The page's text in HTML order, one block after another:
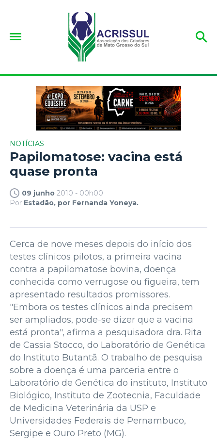
NOTÍCIAS
Papilomatose: vacina está
quase pronta
09 junho 2010 - 00h00
Por Estadão, por Fernanda Yoneya.
Cerca de nove meses depois do início dos
testes clínicos pilotos, a primeira vacina
contra a papilomatose bovina, doença
conhecida como verrugose ou figueira, tem
apresentado resultados promissores.
"Embora os testes clínicos ainda precisem
ser ampliados, pode-se dizer que a vacina
está pronta", afirma a pesquisadora dra. Rita
de Cassia Stocco, do Laboratório de Genética
do Instituto Butantã. O trabalho de pesquisa
sobre a doença é uma parceria entre o
Laboratório de Genética do instituto, Instituto
Biológico, Instituto de Zootecnia, Faculdade
de Medicina Veterinária da USP e
Universidades Federais de Pernambuco,
Sergipe e Ouro Preto (MG).